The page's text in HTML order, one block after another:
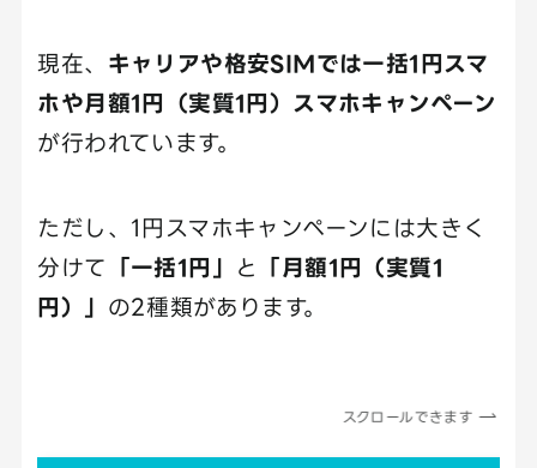
現在、 キャリアや格安SIMでは一括1円スマ
ホや月額1円（実質1円）スマホキャンペーン
が行われています。
ただし、1円スマホキャンペーンには大きく
分けて
「一括1円」 と
「月額1円（実質1
円）」 の2種類があります。
スクロールできます